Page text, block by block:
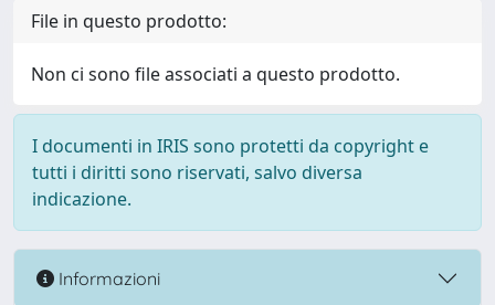
File in questo prodotto:
Non ci sono file associati a questo prodotto.
I documenti in IRIS sono protetti da copyright e
tutti i diritti sono riservati, salvo diversa
indicazione.
Informazioni